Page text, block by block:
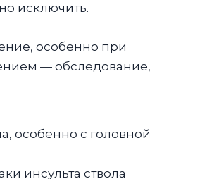
исключить.
особенно при
— обследование,
особенно с головной
инсульта ствола